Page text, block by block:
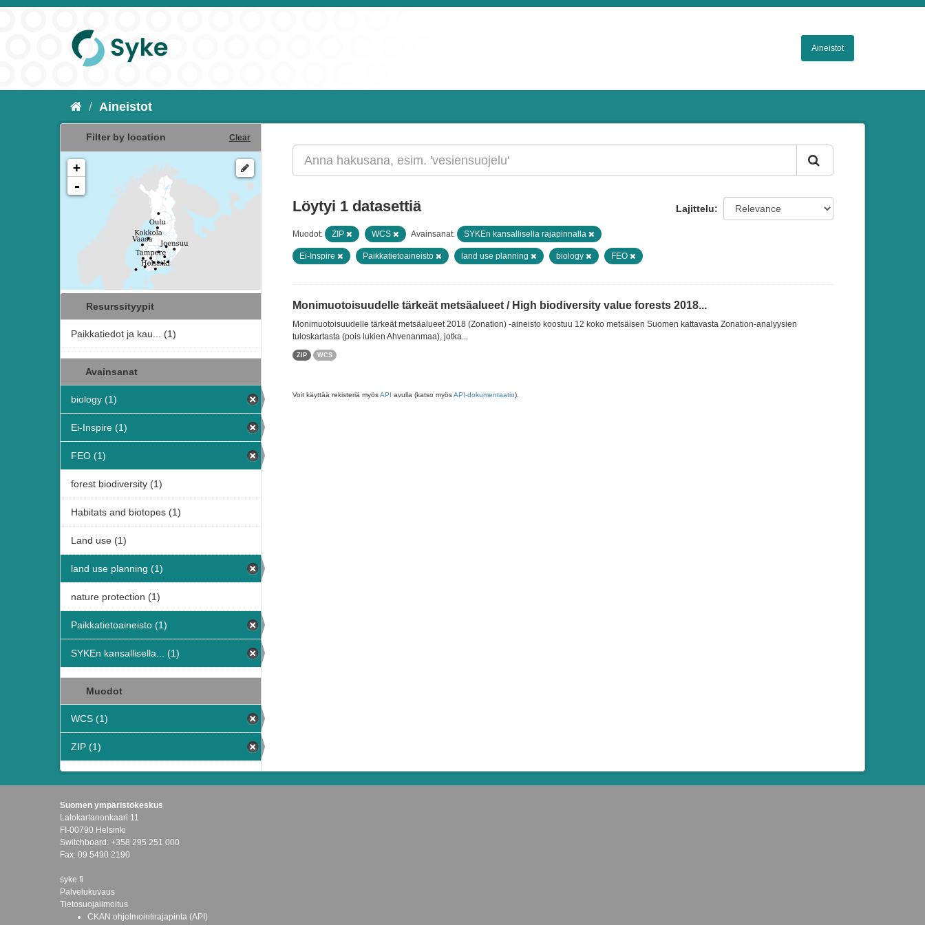
Aineistot
Aineistot
Filter by location Clear
+
-
Resurssityypit
Paikkatiedot ja kau... (1)
Avainsanat
biology (1)
Ei-Inspire (1)
FEO (1)
forest biodiversity (1)
Habitats and biotopes (1)
Land use (1)
land use planning (1)
nature protection (1)
Paikkatietoaineisto (1)
SYKEn kansallisella... (1)
Muodot
WCS (1)
ZIP (1)
Lajittelu
Löytyi 1 datasettiä
Muodot: ZIP WCS Avainsanat: SYKEn kansallisella rajapinnalla
Ei-Inspire Paikkatietoaineisto land use planning biology FEO
Monimuotoisuudelle tärkeät metsäalueet / High biodiversity value forests 2018...
Monimuotoisuudelle tärkeät metsäalueet 2018 (Zonation) -aineisto koostuu 12 koko metsäisen Suomen kattavasta Zonation-analyysien
tuloskartasta (pois lukien Ahvenanmaa), jotka...
ZIP WCS
Voit käyttää rekisteriä myösAPI avulla (katso myösAPI-dokumentaatio).
Suomen ympäristökeskus
Latokartanonkaari 11
FI-00790 Helsinki
Switchboard: +358 295 251 000
Fax: 09 5490 2190
syke.fi
Palvelukuvaus
Tietosuojailmoitus
CKAN ohjelmointirajapinta (API)